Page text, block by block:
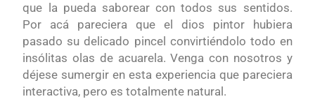
que la pueda saborear con todos sus sentidos.
Por acá pareciera que el dios pintor hubiera
pasado su delicado pincel convirtiéndolo todo en
insólitas olas de acuarela. Venga con nosotros y
déjese sumergir en esta experiencia que pareciera
interactiva, pero es totalmente natural.